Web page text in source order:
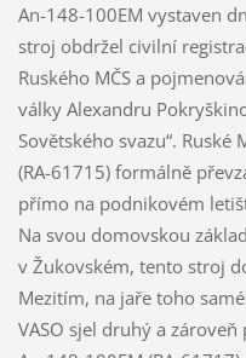
An-148-100EM vystaven
stroj obdržel civilní
Ruského MČS a
války Alexandru
Sovětského svazu“.
(RA-61715) formálně
přímo na podnikovém
Na svou domovskou
v Žukovském, tento stroj
Mezitím, na jaře toho
VASO sjel druhý a